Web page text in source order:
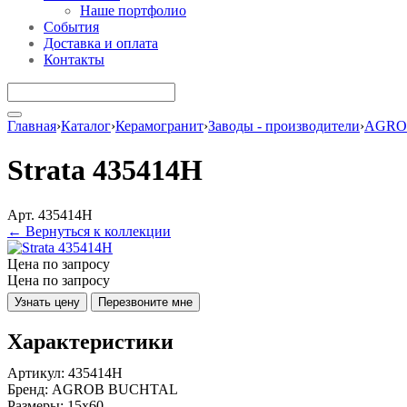
Наше портфолио
События
Доставка и оплата
Контакты
Главная›Каталог›Керамогранит›Заводы - производители›
Strata 435414H
Арт. 435414H
← Вернуться к коллекции
Цена по запросу
Цена по запросу
Узнать цену Перезвоните мне
Характеристики
Артикул: 435414H
Бренд: AGROB BUCHTAL